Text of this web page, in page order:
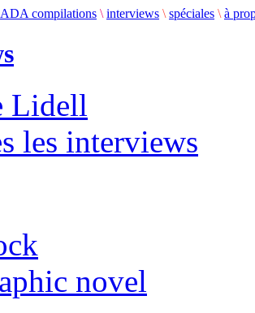
ADA compilations \ interviews \ spéciales \ à
Lidell
les interviews
novel